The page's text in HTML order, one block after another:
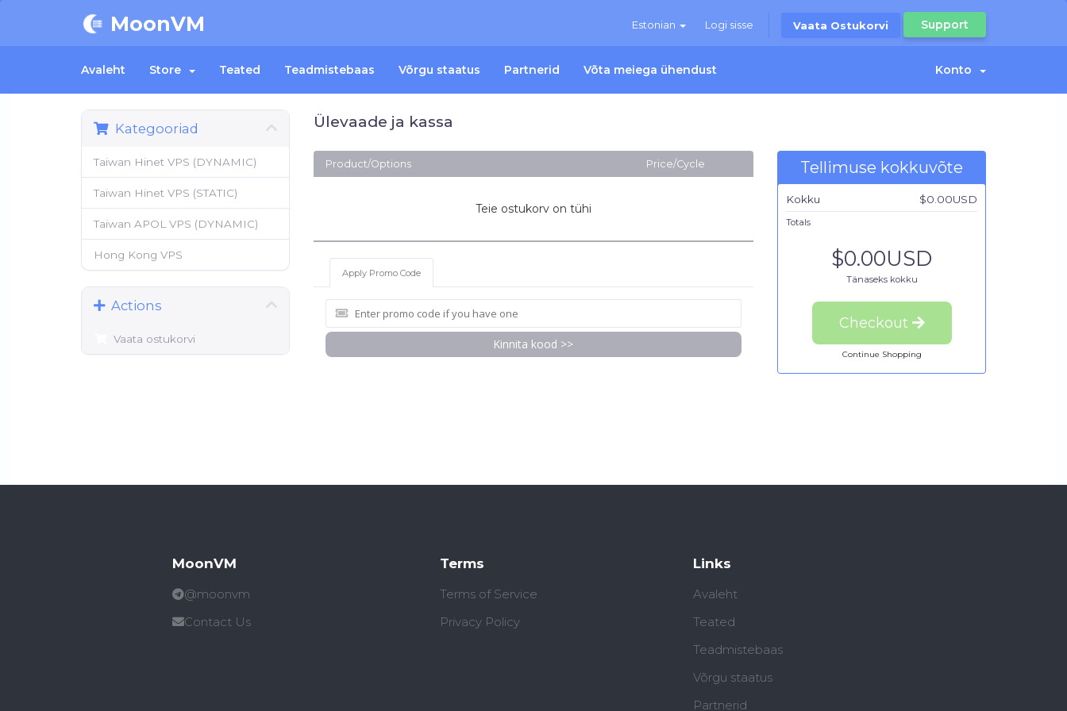
Estonian Logi sisse Vaata Ostukorvi Support
MoonVM
Avaleht Store Teated Teadmistebaas Võrgu staatus Partnerid Võta meiega ühendust Konto
Ülevaade ja kassa
Kategooriad
Taiwan Hinet VPS (DYNAMIC)
Taiwan Hinet VPS (STATIC)
Taiwan APOL VPS (DYNAMIC)
Hong Kong VPS
Actions
Vaata ostukorvi
Product/Options Price/Cycle
Teie ostukorv on tühi
Apply Promo Code
Kinnita kood >>
Tellimuse kokkuvõte
Kokku $0.00USD
Totals
$0.00USD
Tänaseks kokku
Checkout
Continue Shopping
MoonVM
@moonvm
Contact Us
Terms
Terms of Service
Privacy Policy
Links
Avaleht
Teated
Teadmistebaas
Võrgu staatus
Partnerid